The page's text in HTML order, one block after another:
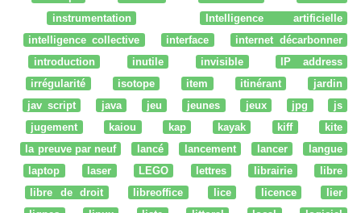
instrumentation
Intelligence artificielle
intelligence collective
interface
internet décarbonner
introduction
inutile invisible
IP address
irrégularité
isotope item itinérant
jardin
jav script
java jeu jeunes jeux jpg
js
jugement
kaiou kap kayak kiff
kite
la preuve par neuf
lancé lancement lancer
langue
laptop
laser LEGO lettres librairie
libre
libre de droit
libreoffice lice licence
lier